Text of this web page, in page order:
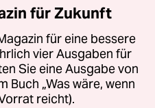
für Zukunft
für eine bessere
vier Ausgaben für
Sie eine Ausgabe von
Buch „Was wäre, wenn
reicht).